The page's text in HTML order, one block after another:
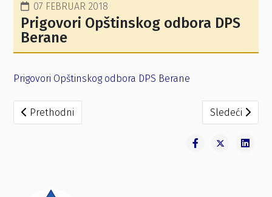
07 FEBRUAR 2018
Prigovori Opštinskog odbora DPS
Berane
Prigovori Opštinskog odbora DPS Berane
Prethodni članak: Rješenja OIK po prigovorima DPS
Prethodni Sledeći
Sledeći